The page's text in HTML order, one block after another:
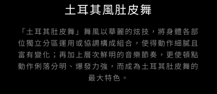
o
o
f
b
e
g
r
土耳其風肚皮舞
「土耳其肚皮舞」舞風以華麗的炫技，將身體各部
位獨立分區運用或協調構成組合，使得動作細膩且
富有變化；再加上層次鮮明的音樂節奏，更使頓點
動作俐落分明、爆發力強，而成為土耳其肚皮舞的
最大特色。